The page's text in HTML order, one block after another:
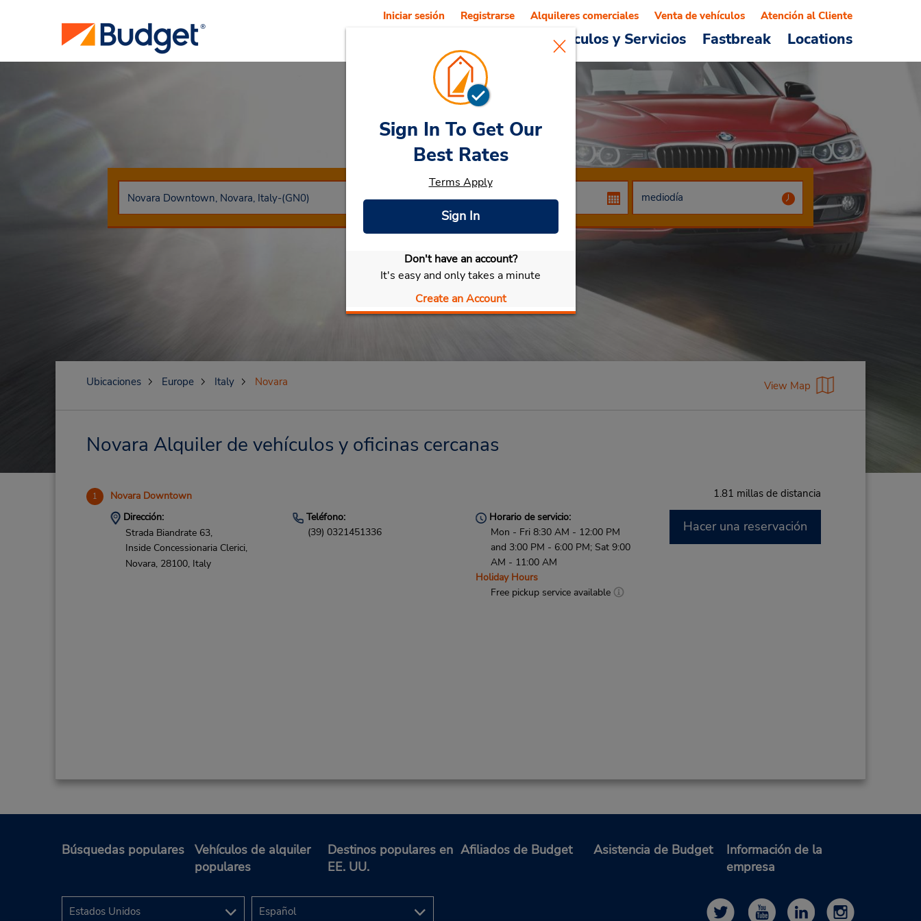
Vehículos y Servicios Fastbreak Locations
Iniciar sesión Registrarse Alquileres comerciales Venta de vehículos Atención al Cliente
Car RentalNovara
Seleccionar mi vehículo
Sign In To Get Our
Best Rates
Terms Apply
Sign In
Don't have an account?
It's easy and only takes a minute
Create an Account
Ubicaciones Europe Italy Novara View Map
Novara Alquiler de vehículos y oficinas cercanas
1 Novara Downtown 1.81 millas de distancia
Dirección:
Strada Biandrate 63,
Inside Concessionaria Clerici,
Novara, 28100, Italy
Teléfono:
(39) 0321451336
Horario de servicio:
Mon - Fri 8:30 AM - 12:00 PM
and 3:00 PM - 6:00 PM; Sat 9:00
AM - 11:00 AM
Holiday Hours
Free pickup service available
Hacer una reservación
Búsquedas populares
Vehículos de alquiler
populares
Destinos populares en
EE. UU.
Afiliados de Budget Asistencia de Budget
Información de la
empresa